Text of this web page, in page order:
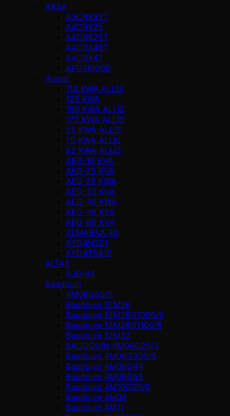
AKSA
A3CRX32T
A4CRX25
A4CRX25T
A4CRX46T
A4CRX47
APD1100BD
Alimar
110 KWA ALLİS
125 KWA
150 KWA ALLİS
175 KWA ALLİS
55 KWA ALLİS
75 KWA ALLİS
82 KWA ALLİS
AEG-16 KVA
AEG-20 KVA
AEG-25 KWA
AEG-33 KVA
AEG-40 KWA
AEG-46 KVA
AEG-60 KVA
ALMARAA 40
AYD4NS21
AYD4TS41E
ALTAŞ
AJB-44
Baudouin
4M06G55/5
Baudouin 12M26
Baudouin 12M26G1000/5
Baudouin 12M26G1100/5
Baudouin 12M33
BAUDOUIN 4M06G25/5
Baudouin 4M06G300/S
Baudouin 4M06G44
Baudouin 4M06G55
Baudouin 4M10G2D/0
Baudouin 4М06
Baudouin 4М11